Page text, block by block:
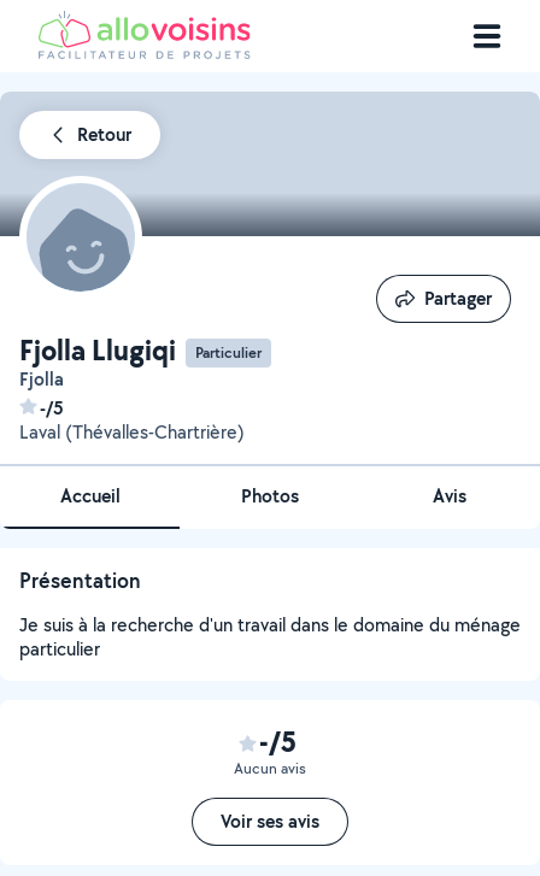
Retour
Fjolla Llugiqi Particulier
Fjolla
-/5
Laval (Thévalles-Chartrière)
Partager
Partager
Accueil Photos Avis
Présentation
Je suis à la recherche d'un travail dans le domaine du ménage
particulier
-/5
Aucun avis
Voir ses avis